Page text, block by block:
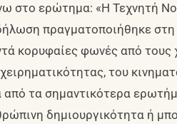
στο ερώτημα: «Η Τεχνητή
πραγματοποιήθηκε
κορυφαίες φωνές από τους
του
από τα σημαντικότερα
δημιουργικότητα ή